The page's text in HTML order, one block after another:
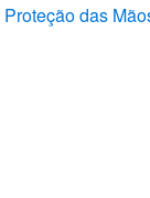
Proteção das